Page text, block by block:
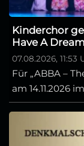
Kinderchor
Have A
07.08.2026, 11:53
Für „ABBA –
am 14.11.2026